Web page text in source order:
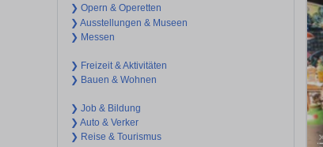
❯ Opern & Operetten
❯ Ausstellungen & Museen
❯ Messen
❯ Freizeit & Aktivitäten
❯ Bauen & Wohnen
❯ Job & Bildung
❯ Auto & Verker
❯ Reise & Tourismus